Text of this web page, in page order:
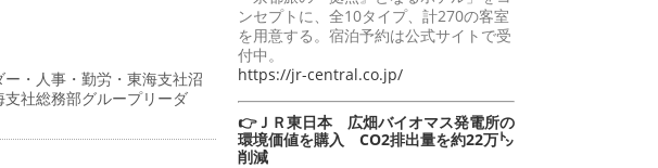
・人事・勤労・東海支社沼
社総務部グループリーダ
ンセプトに、全10タイプ、計270の客室
を用意する。宿泊予約は公式サイトで受
付中。
https://jr-central.co.jp/
👉ＪＲ東日本 広畑バイオマス発電所の
環境価値を購入 CO2排出量を約22万㌧
削減